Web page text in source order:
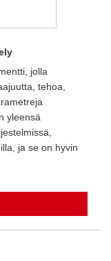
jolla
tehoa,
yleensä
ja se on hyvin